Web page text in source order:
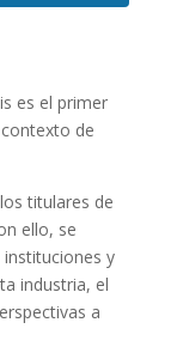
es el primer
de
titulares de
ello, se
y
industria, el
a